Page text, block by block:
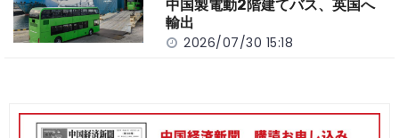
中国製電動2階建てバス、英国へ
輸出
2026/07/30 15:18